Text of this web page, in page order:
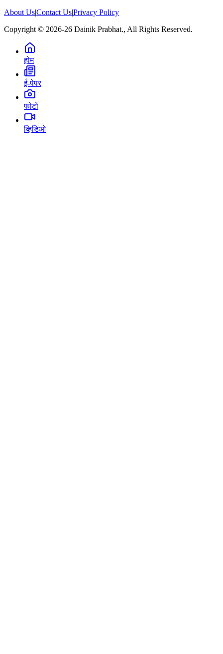
About Us|Contact Us|Privacy Policy
Copyright © 2026-26 Dainik Prabhat., All Rights Reserved.
होम
ई-पेपर
फोटो
व्हिडिओ